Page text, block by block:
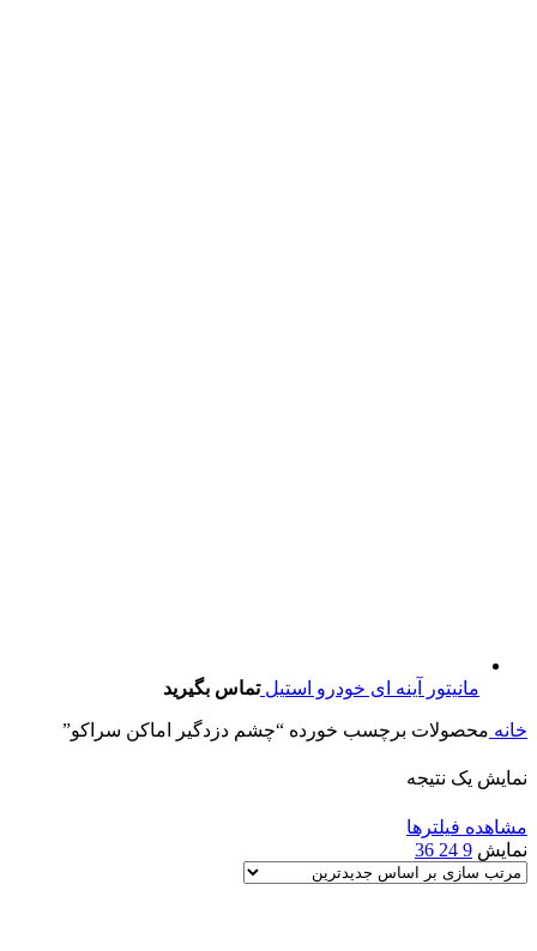
مانیتور آینه ای خودرو استیلتماس بگیرید
خانه محصولات برچسب خورده “چشم دزدگیر اماکن سراکو”
نمایش یک نتیجه
مشاهده فیلترها
نمایش 9
24
36